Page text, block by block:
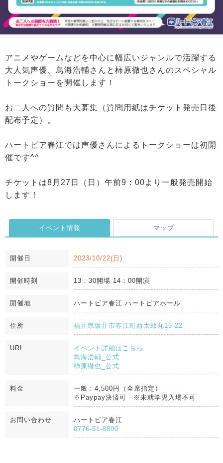
アニメやゲームなどを中心に幅広いジャンルで活躍する
大人気声優、鳥海浩輔さんと柿原徹也さんのスペシャル
トークショーを開催します！
お二人への質問も大募集（質問用紙はチケット発売日後
配布予定）。
ハートピア春江では声優さんによるトークショーは初開
催です^^
チケットは8月27日（日）午前9：00より一般発売開始
します！
イベント情報 マップ
開催日 2023/10/22(日)
開催時刻 13：30開場 14：00開演
開催地 ハートピア春江 ハートピアホール
住所 福井県坂井市春江町西太郎丸15-22
URL
イベント詳細はこちら
鳥海浩輔_公式
柿原徹也_公式
料金
一般：4,500円（全席指定）
※Paypay決済可 ※未就学児入場不可
お問い合わせ
ハートピア春江
0776-51-8800